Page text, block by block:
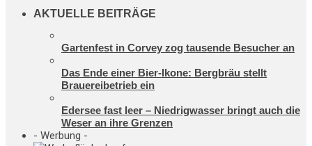
AKTUELLE BEITRÄGE
Gartenfest in Corvey zog tausende Besucher an
Das Ende einer Bier-Ikone: Bergbräu stellt
Brauereibetrieb ein
Edersee fast leer – Niedrigwasser bringt auch die
Weser an ihre Grenzen
- Werbung -